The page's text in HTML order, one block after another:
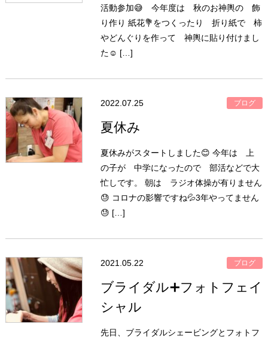
活動参加😅 今年度は 秋のお神輿の 飾
り作り 紙花💐をつくったり 折り紙で 柿
やどんぐりを作って 神輿に貼り付けまし
た☺️ […]
2022.07.25 ブログ
夏休み
夏休みがスタートしました😊 今年は 上
の子が 中学になったので 部活などで大
忙しです。 朝は ラジオ体操が有りません
😓 コロナの影響ですね💦3年やってません
😓 […]
2021.05.22 ブログ
ブライダル➕フォトフェイ
シャル
先日、ブライダルシェービングとフォトフ